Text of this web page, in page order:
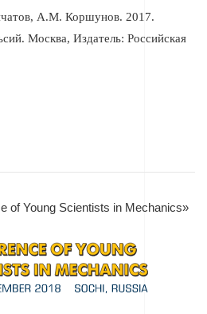
, А.М. Коршунов. 2017.
Москва, Издатель: Российская
of Young Scientists in Mechanics»